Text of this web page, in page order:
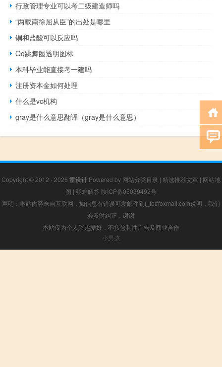
行政管理专业可以考二级建造师吗
“两载南徐屈从臣”的出处是哪里
铜和盐酸可以反应吗
Qq跳舞圈透明图标
本科毕业能直接考一建吗
注册资本金如何处理
什么是vc机构
gray是什么意思翻译（gray是什么意思）
Copyright © 2012 - 2026 雷设计 Powered by 网站分类目录 | 精选推荐文章 | 网站地
图 | 疑难解答 陕ICP备05039492号
声明：本站内容来自互联网，如信息有错误可发邮件到f_fb#foxmail.com说明，我们
会及时纠正，谢谢
本站仅为个人兴趣爱好，不接盈利性广告及商业合作
小男孩